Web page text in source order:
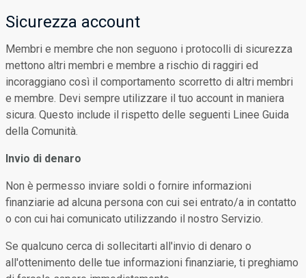
Sicurezza account
Membri e membre che non seguono i protocolli di sicurezza
mettono altri membri e membre a rischio di raggiri ed
incoraggiano così il comportamento scorretto di altri membri
e membre. Devi sempre utilizzare il tuo account in maniera
sicura. Questo include il rispetto delle seguenti Linee Guida
della Comunità.
Invio di denaro
Non è permesso inviare soldi o fornire informazioni
finanziarie ad alcuna persona con cui sei entrato/a in contatto
o con cui hai comunicato utilizzando il nostro Servizio.
Se qualcuno cerca di sollecitarti all'invio di denaro o
all'ottenimento delle tue informazioni finanziarie, ti preghiamo